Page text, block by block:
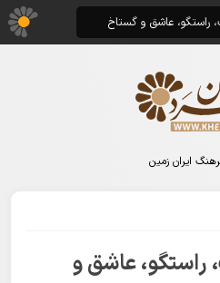
ایران زمین
راستگو، عاشق و
راستگو، عاشق و گستاخ